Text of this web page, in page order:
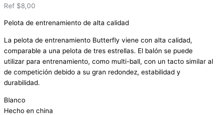
Ref $8,00
Pelota de entrenamiento de alta calidad
La pelota de entrenamiento Butterfly viene con alta calidad,
comparable a una pelota de tres estrellas. El balón se puede
utilizar para entrenamiento, como multi-ball, con un tacto similar al
de competición debido a su gran redondez, estabilidad y
durabilidad.
Blanco
Hecho en china